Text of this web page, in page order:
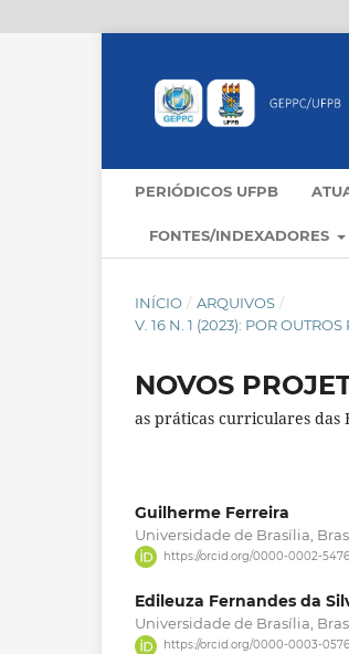
PERIÓDICOS UFPB
FONTES/INDEXADORES
INÍCIO / ARQUIVOS /
V. 16 N. 1 (2023): POR
NOVOS
as práticas curriculares das
Guilherme Ferreira
Universidade de Brasília,
https://orcid.org/0000-0002-
Edileuza Fernandes da
Universidade de Brasília,
https://orcid.org/0000-0003-